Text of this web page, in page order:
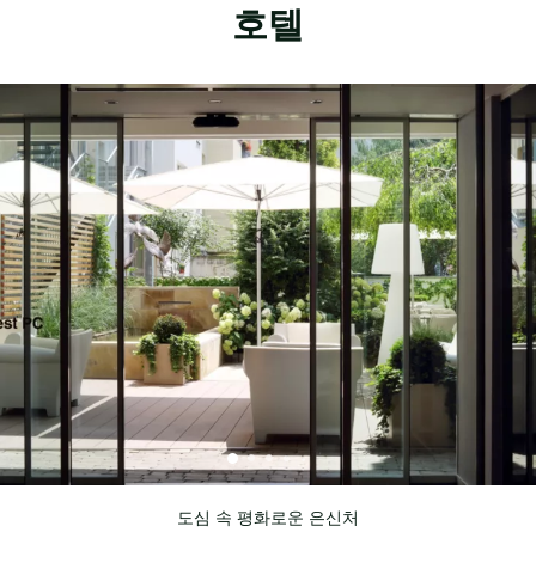
호텔
도심 속 평화로운 은신처